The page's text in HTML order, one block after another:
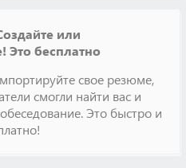
или
Это бесплатно
свое резюме,
смогли найти вас и
Это быстро и